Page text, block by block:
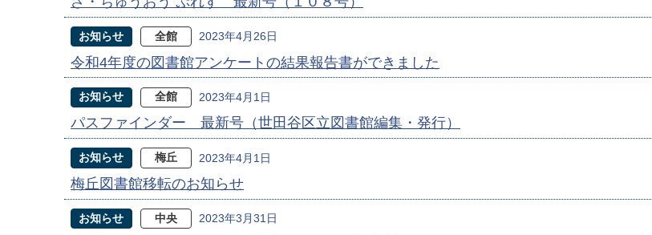
お知らせ 全館 2023年4月26日
令和4年度の図書館アンケートの結果報告書ができました
お知らせ 全館 2023年4月1日
パスファインダー 最新号（世田谷区立図書館編集・発行）
お知らせ 梅丘 2023年4月1日
梅丘図書館移転のお知らせ
お知らせ 中央 2023年3月31日